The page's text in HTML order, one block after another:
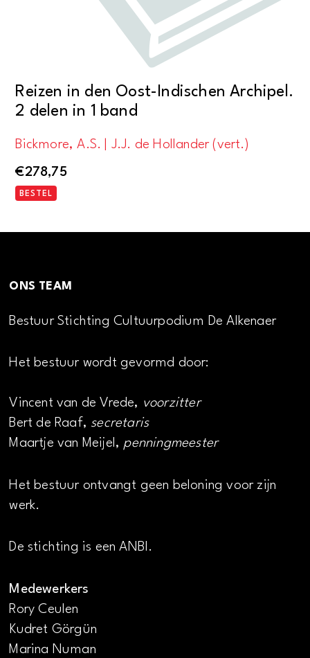
Reizen in den Oost-Indischen Archipel.
2 delen in 1 band
Bickmore, A.S. | J.J. de Hollander (vert.)
€278,75
BESTEL
ONS TEAM
Bestuur Stichting Cultuurpodium De Alkenaer
Het bestuur wordt gevormd door:
Vincent van de Vrede, voorzitter
Bert de Raaf, secretaris
Maartje van Meijel, penningmeester
Het bestuur ontvangt geen beloning voor zijn
werk.
De stichting is een ANBI.
Medewerkers
Rory Ceulen
Kudret Görgün
Marina Numan